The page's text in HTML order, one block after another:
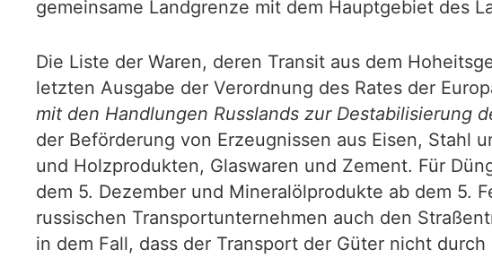
gemeinsame Landgrenze mit dem Hauptgebiet des
Die Liste der Waren, deren Transit aus dem
letzten Ausgabe der Verordnung des Rates der
mit den Handlungen Russlands zur Destabilisierung
der Beförderung von Erzeugnissen aus Eisen, Stahl
und Holzprodukten, Glaswaren und Zement. Für
dem 5. Dezember und Mineralölprodukte ab dem 5.
russischen Transportunternehmen auch den
in dem Fall, dass der Transport der Güter nicht